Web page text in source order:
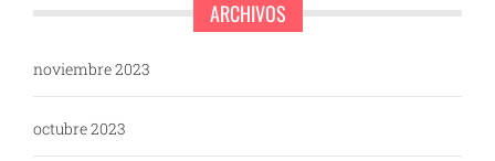
ARCHIVOS
noviembre 2023
octubre 2023